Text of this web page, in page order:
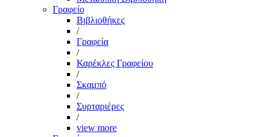
Γραφείο
Βιβλιοθήκες
/
Γραφεία
/
Καρέκλες Γραφείου
/
Σκαμπό
/
Συρταριέρες
/
view more